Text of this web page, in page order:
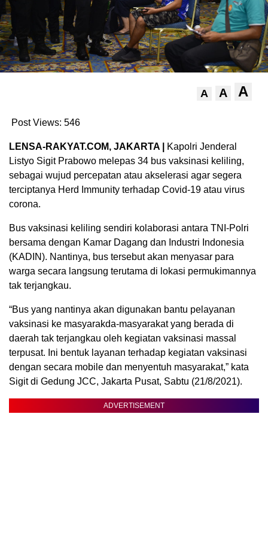
A A A
Post Views: 546
LENSA-RAKYAT.COM, JAKARTA |
Kapolri Jenderal
Listyo Sigit Prabowo melepas 34 bus vaksinasi keliling,
sebagai wujud percepatan atau akselerasi agar segera
terciptanya Herd Immunity terhadap Covid-19 atau virus
corona.
Bus vaksinasi keliling sendiri kolaborasi antara TNI-Polri
bersama dengan Kamar Dagang dan Industri Indonesia
(KADIN). Nantinya, bus tersebut akan menyasar para
warga secara langsung terutama di lokasi permukimannya
tak terjangkau.
“Bus yang nantinya akan digunakan bantu pelayanan
vaksinasi ke masyarakda-masyarakat yang berada di
daerah tak terjangkau oleh kegiatan vaksinasi massal
terpusat. Ini bentuk layanan terhadap kegiatan vaksinasi
dengan secara mobile dan menyentuh masyarakat,” kata
Sigit di Gedung JCC, Jakarta Pusat, Sabtu (21/8/2021).
ADVERTISEMENT